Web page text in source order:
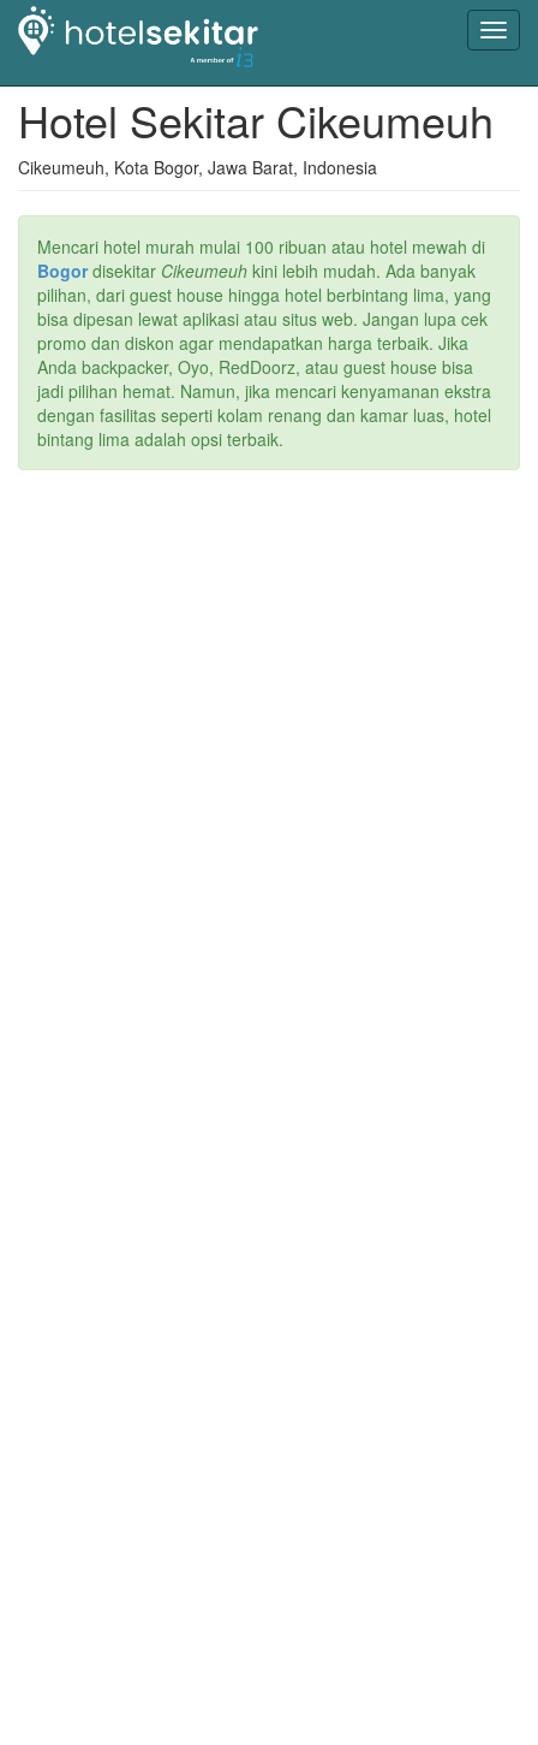
Hotel Sekitar Cikeumeuh
Cikeumeuh, Kota Bogor, Jawa Barat, Indonesia
Mencari hotel murah mulai 100 ribuan atau hotel mewah di
Bogordisekitar Cikeumeuh kini lebih mudah. Ada banyak
pilihan, dari guest house hingga hotel berbintang lima, yang
bisa dipesan lewat aplikasi atau situs web. Jangan lupa cek
promo dan diskon agar mendapatkan harga terbaik. Jika
Anda backpacker, Oyo, RedDoorz, atau guest house bisa
jadi pilihan hemat. Namun, jika mencari kenyamanan ekstra
dengan fasilitas seperti kolam renang dan kamar luas, hotel
bintang lima adalah opsi terbaik.